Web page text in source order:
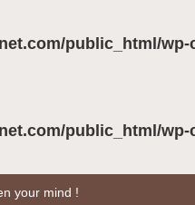
public_html/
public_html/
your mind !